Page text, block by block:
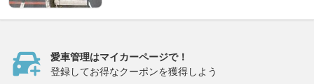
愛車管理はマイカーページで！
登録してお得なクーポンを獲得しよう